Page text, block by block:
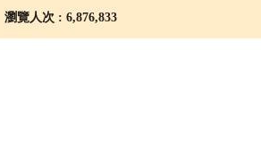
瀏覽人次 : 6,876,833